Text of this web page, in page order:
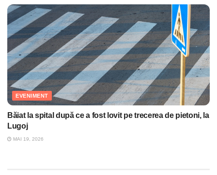
EVENIMENT
Băiat la spital după ce a fost lovit pe trecerea de pietoni, la
Lugoj
MAI 19, 2026